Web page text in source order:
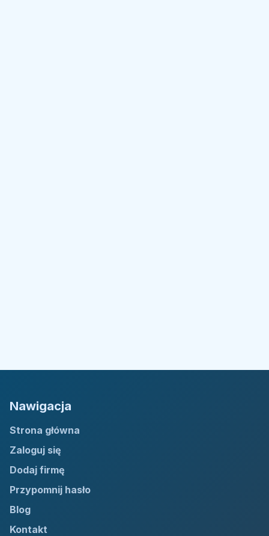
Nawigacja
Strona główna
Zaloguj się
Dodaj firmę
Przypomnij hasło
Blog
Kontakt